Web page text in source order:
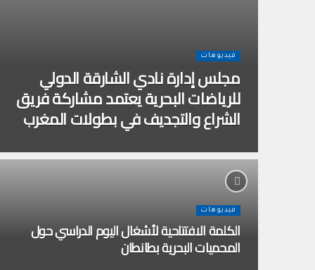
فيديوهات
مجلس إدارة نادي الشارقة الدولي
للرياضات البحرية يعتمد مشاركة فريق
الشراع والتجديف في بطولات المغرب
فيديوهات
الكلمة الافتتاحية لأشغال اليوم الدراسي حول
المحميات البحرية بطانطان